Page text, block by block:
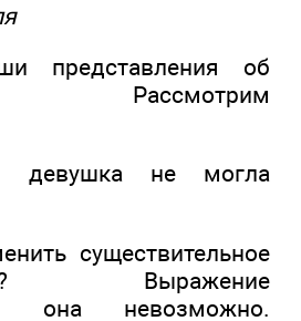
представления об
Рассмотрим
девушка не могла
существительное
Выражение
она невозможно.